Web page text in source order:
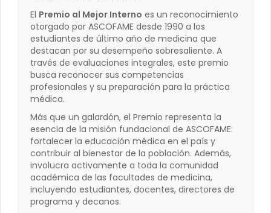
El Premio al Mejor Interno es un reconocimiento
otorgado por ASCOFAME desde 1990 a los
estudiantes de último año de medicina que
destacan por su desempeño sobresaliente. A
través de evaluaciones integrales, este premio
busca reconocer sus competencias
profesionales y su preparación para la práctica
médica.
Más que un galardón, el Premio representa la
esencia de la misión fundacional de ASCOFAME:
fortalecer la educación médica en el país y
contribuir al bienestar de la población. Además,
involucra activamente a toda la comunidad
académica de las facultades de medicina,
incluyendo estudiantes, docentes, directores de
programa y decanos.